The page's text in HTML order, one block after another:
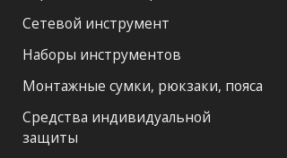
Сетевой инструмент
Наборы инструментов
Монтажные сумки, рюкзаки, пояса
Средства индивидуальной
защиты